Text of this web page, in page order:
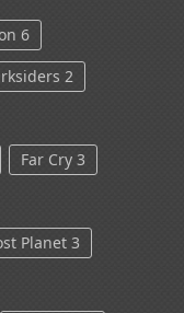
6
2
Far Cry 3
Planet 3